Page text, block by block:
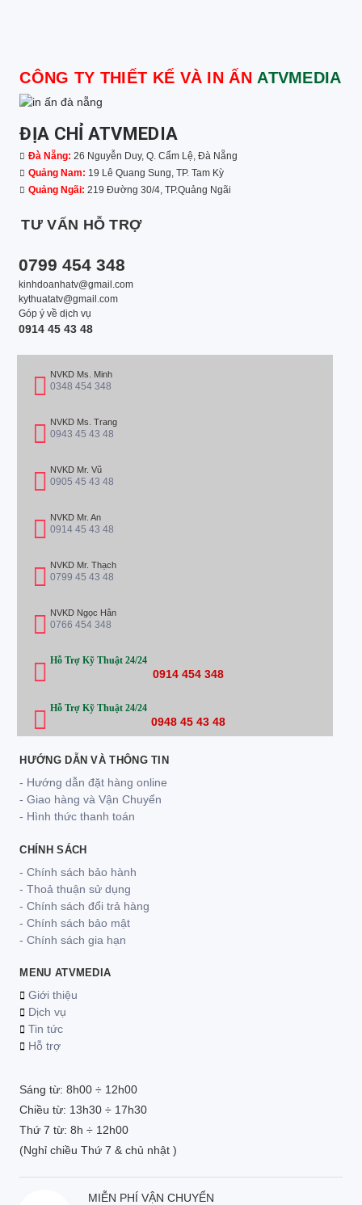
CÔNG TY THIẾT KẾ VÀ IN ẤN ATVMEDIA
ĐỊA CHỈ ATVMEDIA
Đà Nẵng: 26 Nguyễn Duy, Q. Cẩm Lệ, Đà Nẵng
Quảng Nam: 19 Lê Quang Sung, TP. Tam Kỳ
Quảng Ngãi: 219 Đường 30/4, TP.Quảng Ngãi
TƯ VẤN HỖ TRỢ
0799 454 348
kinhdoanhatv@gmail.com
kythuatatv@gmail.com
Góp ý về dịch vụ
0914 45 43 48
NVKD Ms. Minh
0348 454 348
NVKD Ms. Trang
0943 45 43 48
NVKD Mr. Vũ
0905 45 43 48
NVKD Mr. An
0914 45 43 48
NVKD Mr. Thạch
0799 45 43 48
NVKD Ngọc Hân
0766 454 348
Hỗ Trợ Kỹ Thuật 24/24
0914 454 348
Hỗ Trợ Kỹ Thuật 24/24
0948 45 43 48
HƯỚNG DẪN VÀ THÔNG TIN
- Hướng dẫn đặt hàng online
- Giao hàng và Vận Chuyển
- Hình thức thanh toán
CHÍNH SÁCH
- Chính sách bảo hành
- Thoả thuận sử dụng
- Chính sách đổi trả hàng
- Chính sách bảo mật
- Chính sách gia hạn
MENU ATVMEDIA
Giới thiệu
Dịch vụ
Tin tức
Hỗ trợ
Sáng từ: 8h00 ÷ 12h00
Chiều từ: 13h30 ÷ 17h30
Thứ 7 từ: 8h ÷ 12h00
(Nghỉ chiều Thứ 7 & chủ nhật )
MIỄN PHÍ VẬN CHUYỂN